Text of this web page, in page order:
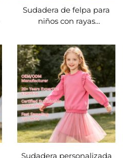
Sudadera de felpa para
niños con rayas
personalizada para niños
con dobladillo
superpuesto y manga
larga, camisola informal
para niños pequeños
elaborada con mezcla de
algodón, fabricante
Sudadera personalizada